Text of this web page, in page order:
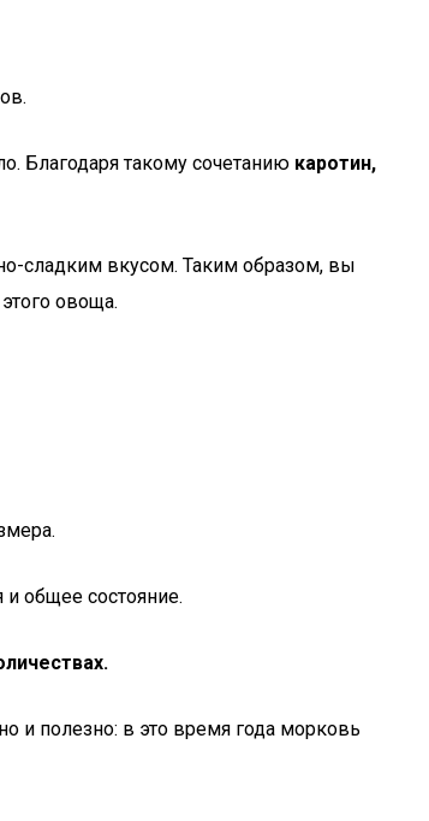
Благодаря такому сочетанию каротин,
сладким вкусом. Таким образом, вы
овоща.
общее состояние.
и полезно: в это время года морковь